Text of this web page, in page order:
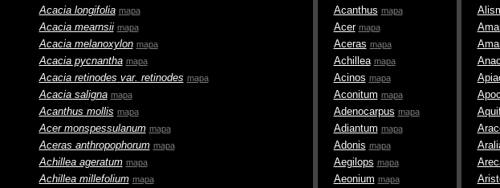
Acacia longifolia mapa
Acacia mearnsii mapa
Acacia melanoxylon mapa
Acacia pycnantha mapa
Acacia retinodes var. retinodes mapa
Acacia saligna mapa
Acanthus mollis mapa
Acer monspessulanum mapa
Aceras anthropophorum mapa
Achillea ageratum mapa
Achillea millefolium mapa
Acanthus mapa
Acer mapa
Aceras mapa
Achillea mapa
Acinos mapa
Aconitum mapa
Adenocarpus mapa
Adiantum mapa
Adonis mapa
Aegilops mapa
Aeonium mapa